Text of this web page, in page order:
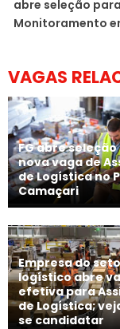
abre seleção
Monitoramento
VAGAS
FG abre
nova vaga de
de Logística no
Camaçari
Empresa do
logístico abre
efetiva para
de Logística;
se candidatar